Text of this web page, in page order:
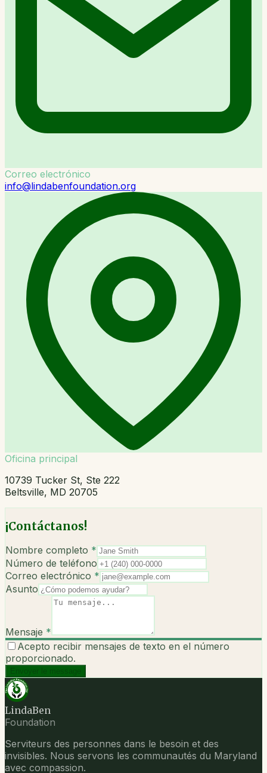
Correo electrónico
info@lindabenfoundation.org
Oficina principal
10739 Tucker St, Ste 222
Beltsville, MD 20705
¡Contáctanos!
Nombre completo *
Número de teléfono
Correo electrónico *
Asunto
Mensaje *
Acepto recibir mensajes de texto en el número
proporcionado.
Envoyer le message
LindaBen
Foundation
Serviteurs des personnes dans le besoin et des
invisibles. Nous servons les communautés du Maryland
avec compassion.